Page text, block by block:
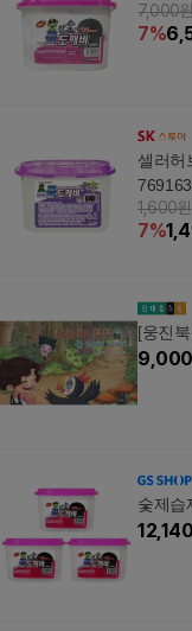
7,000
7%
셀러허
1,600원
7%
[웅진
9,000
숯제습
12,140